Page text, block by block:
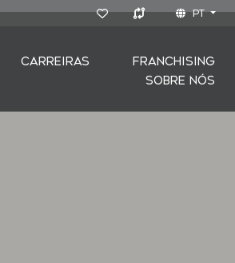
PT
CARREIRAS
FRANCHISING
SOBRE NÓS